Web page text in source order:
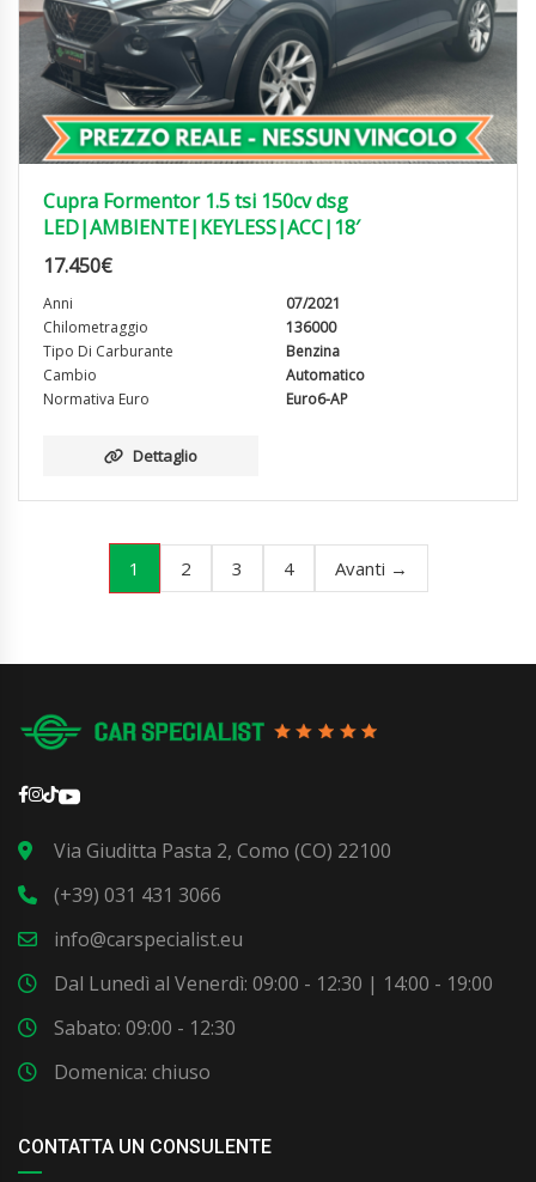
Cupra Formentor 1.5 tsi 150cv dsg
LED|AMBIENTE|KEYLESS|ACC|18′
17.450€
Anni
07/2021
Chilometraggio
136000
Tipo Di Carburante
Benzina
Cambio
Automatico
Normativa Euro
Euro6-AP
Dettaglio
1 2 3 4 Avanti →
Via Giuditta Pasta 2, Como (CO) 22100
(+39) 031 431 3066
info@carspecialist.eu
Dal Lunedì al Venerdì: 09:00 - 12:30 | 14:00 - 19:00
Sabato: 09:00 - 12:30
Domenica: chiuso
CONTATTA UN CONSULENTE